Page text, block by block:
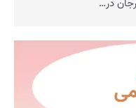
در…